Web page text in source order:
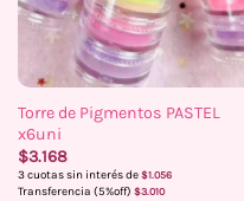
Torre de Pigmentos PASTEL
x6uni
$3.168
3 cuotas sin interés de $1.056
Transferencia (5%off) $3.010